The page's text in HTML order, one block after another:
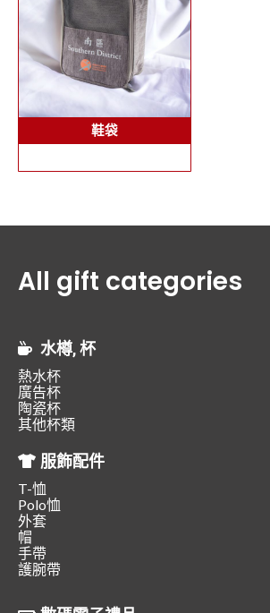
鞋袋
All gift categories
水樽, 杯
熱水杯
廣告杯
陶瓷杯
其他杯類
服飾配件
T-恤
Polo恤
外套
帽
手帶
護腕帶